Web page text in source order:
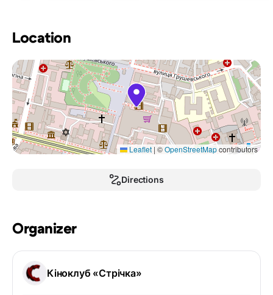
Location
Leaflet | ©OpenStreetMapcontributors
Directions
Organizer
Кіноклуб «Стрічка»